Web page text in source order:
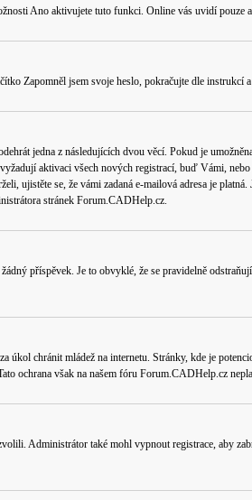
Ano aktivujete tuto funkci. Online vás uvidí pouze
Zapomněl jsem svoje heslo, pokračujte dle instrukcí
jedna z následujících dvou věcí. Pokud je
aktivaci všech nových registrací, buď Vámi,
ujistěte se, že vámi zadaná e-mailová adresa je
stránek Forum.CADHelp.cz.
příspěvek. Je to obvyklé, že se pravidelně
chránit mládež na internetu. Stránky, kde je
ochrana však na našem fóru Forum.CADHelp.cz
Administrátor také mohl vypnout registrace, aby